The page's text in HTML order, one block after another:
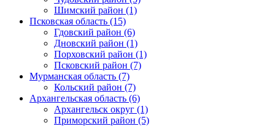
Шимский район (1)
Псковская область (15)
Гдовский район (6)
Дновский район (1)
Порховский район (1)
Псковский район (7)
Мурманская область (7)
Кольский район (7)
Архангельская область (6)
Архангельск округ (1)
Приморский район (5)